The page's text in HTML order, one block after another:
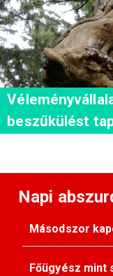
beszűkülést
Napi
Másodszor
Főügyész mint